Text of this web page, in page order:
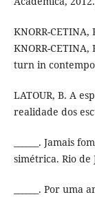
KNORR-
KNORR-
turn in
LATOUR, B. A
realidade dos
______. Jamais
simétrica. Rio de
______. Por